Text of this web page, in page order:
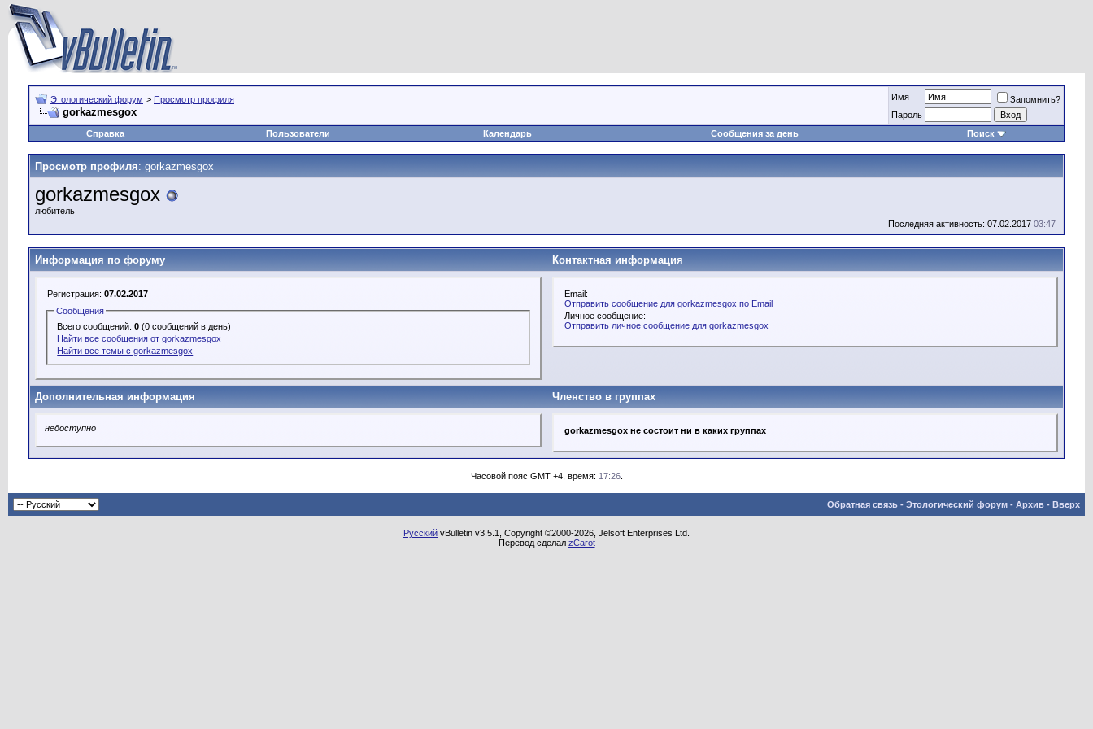
Этологический форум > Просмотр профиля
gorkazmesgox
Имя
Запомнить?
Пароль
Справка
Пользователи Календарь Сообщения за день Поиск
Просмотр профиля: gorkazmesgox
gorkazmesgox
любитель
Последняя активность: 07.02.2017 03:47
Информация по форуму Контактная информация
Регистрация: 07.02.2017
Сообщения
Всего сообщений:0 (0 сообщений в день)
Найти все сообщения от gorkazmesgox
Найти все темы с gorkazmesgox
Email:
Отправить сообщение для gorkazmesgox по Email
Личное сообщение:
Отправить личное сообщение для gorkazmesgox
Дополнительная информация Членство в группах
недоступно gorkazmesgox не состоит ни в каких группах
Часовой пояс GMT +4, время: 17:26.
Обратная связь - Этологический форум - Архив - Вверх
Русский vBulletin v3.5.1, Copyright ©2000-2026, Jelsoft Enterprises Ltd.
Перевод сделал zCarot